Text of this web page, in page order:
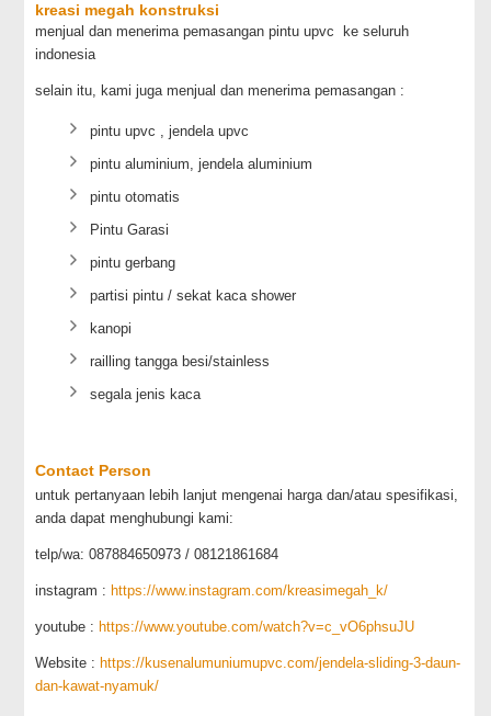
kreasi megah konstruksi
menjual dan menerima pemasangan pintu upvc ke seluruh
indonesia
selain itu, kami juga menjual dan menerima pemasangan :
pintu upvc , jendela upvc
pintu aluminium, jendela aluminium
pintu otomatis
Pintu Garasi
pintu gerbang
partisi pintu / sekat kaca shower
kanopi
railling tangga besi/stainless
segala jenis kaca
Contact Person
untuk pertanyaan lebih lanjut mengenai harga dan/atau spesifikasi,
anda dapat menghubungi kami:
telp/wa: 087884650973 / 08121861684
instagram : https://www.instagram.com/kreasimegah_k/
youtube : https://www.youtube.com/watch?v=c_vO6phsuJU
Website : https://kusenalumuniumupvc.com/jendela-sliding-3-daun-
dan-kawat-nyamuk/